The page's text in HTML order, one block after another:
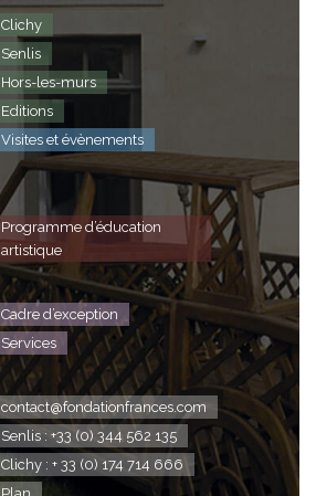
Clichy
Senlis
Hors-les-murs
Editions
Visites et évènements
Programme d’éducation
artistique
Cadre d’exception
Services
contact@fondationfrances.com
Senlis : +33 (0) 344 562 135
Clichy : + 33 (0) 174 714 666